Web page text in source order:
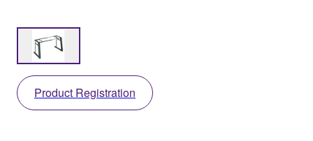
Product Registration